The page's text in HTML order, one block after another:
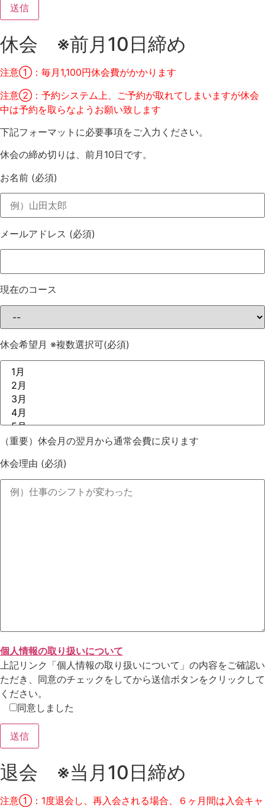
休会 ※前月10日締め
注意①：毎月1,100円休会費がかかります
注意②： 予約システム上、ご予約が取れてしまいますが休会
中は予約を取らなようお願い致します
下記フォーマットに必要事項をご入力ください。
休会の締め切りは、前月10日です。
お名前 (必須)
メールアドレス (必須)
現在のコース
休会希望月 ※複数選択可(必須)
（重要）休会月の翌月から通常会費に戻ります
休会理由 (必須)
個人情報の取り扱いについて
上記リンク「個人情報の取り扱いについて」の内容をご確認い
ただき、同意のチェックをしてから送信ボタンをクリックして
ください。
同意しました
退会 ※当月10日締め
注意①：1度退会し、再入会される場合、６ヶ月間は入会キャ